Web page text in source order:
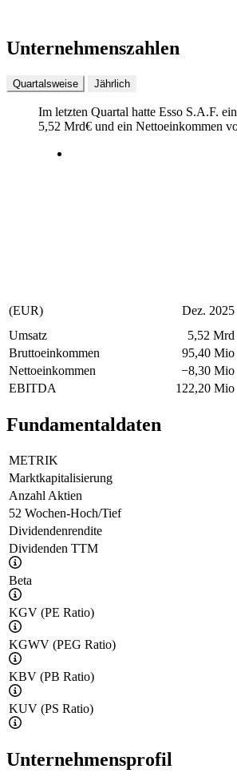
Unternehmenszahlen
Quartalsweise Jährlich
Im letzten Quartal hatte Esso S.A.F.
5,52 Mrd€ und ein Nettoeinkommen
(EUR) Dez. 2025
Umsatz
5,52 Mrd
Bruttoeinkommen
95,40 Mio
Nettoeinkommen
−8,30 Mio
EBITDA
122,20 Mio
Fundamentaldaten
METRIK
Marktkapitalisierung
Anzahl Aktien
52 Wochen-Hoch/Tief
Dividendenrendite
Dividenden TTM
Beta
KGV (PE Ratio)
KGWV (PEG Ratio)
KBV (PB Ratio)
KUV (PS Ratio)
Unternehmensprofil